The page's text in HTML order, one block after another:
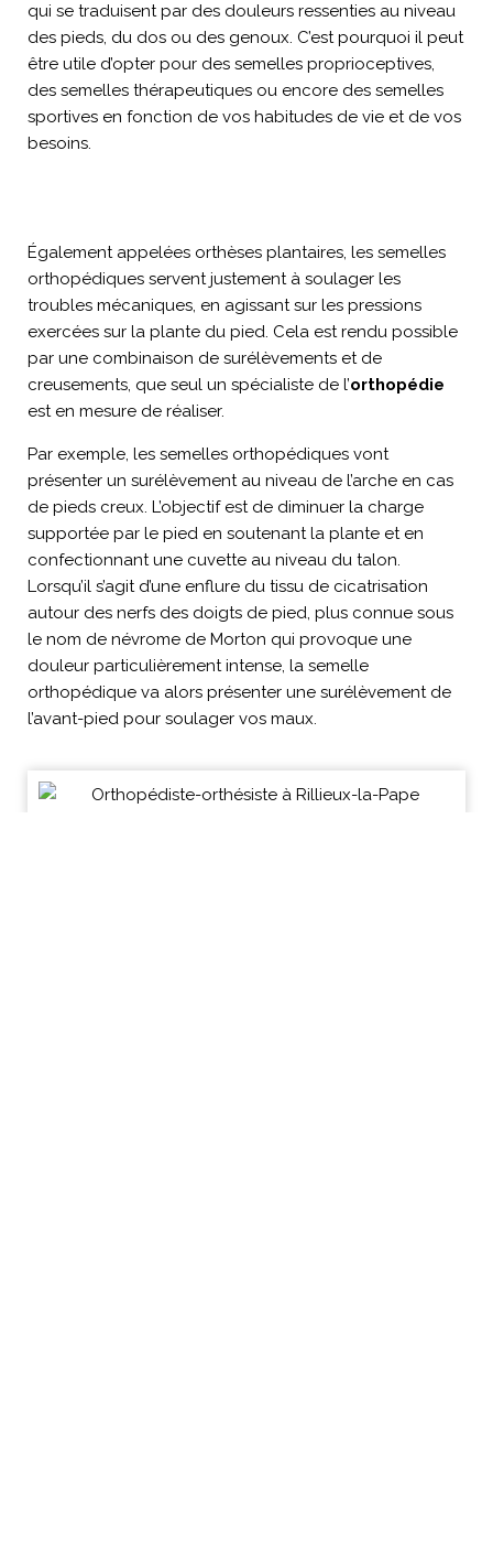
qui se traduisent par des douleurs ressenties au niveau
des pieds, du dos ou des genoux. C’est pourquoi il peut
être utile d’opter pour des semelles proprioceptives,
des semelles thérapeutiques ou encore des semelles
sportives en fonction de vos habitudes de vie et de vos
besoins.
Également appelées orthèses plantaires, les semelles
orthopédiques servent justement à soulager les
troubles mécaniques, en agissant sur les pressions
exercées sur la plante du pied. Cela est rendu possible
par une combinaison de surélèvements et de
creusements, que seul un spécialiste de l’orthopédie
est en mesure de réaliser.
Par exemple, les semelles orthopédiques vont
présenter un surélèvement au niveau de l’arche en cas
de pieds creux. L’objectif est de diminuer la charge
supportée par le pied en soutenant la plante et en
confectionnant une cuvette au niveau du talon.
Lorsqu’il s’agit d’une enflure du tissu de cicatrisation
autour des nerfs des doigts de pied, plus connue sous
le nom de névrome de Morton qui provoque une
douleur particulièrement intense, la semelle
orthopédique va alors présenter une surélèvement de
l’avant-pied pour soulager vos maux.